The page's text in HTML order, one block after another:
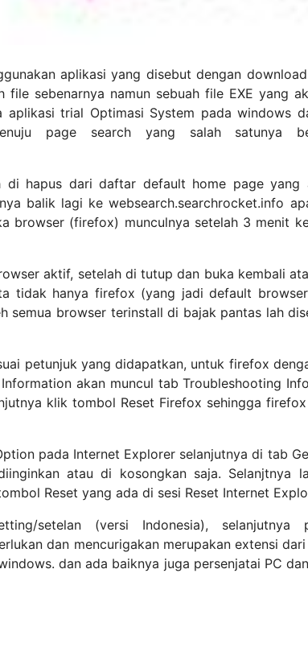
aplikasi yang disebut dengan
sebenarnya namun sebuah file EXE yang
trial Optimasi System pada windows
page search yang salah satunya
hapus dari daftar default home page yang
balik lagi ke websearch.searchrocket.info
browser (firefox) munculnya setelah 3 menit
aktif, setelah di tutup dan buka kembali
tidak hanya firefox (yang jadi default
semua browser terinstall di bajak pantas lah
petunjuk yang didapatkan, untuk firefox
akan muncul tab Troubleshooting
klik tombol Reset Firefox sehingga
pada Internet Explorer selanjutnya di tab
atau di kosongkan saja. Selanjtnya
Reset yang ada di sesi Reset Internet
setelan (versi Indonesia), selanjutnya
dan mencurigakan merupakan extensi
dan ada baiknya juga persenjatai PC